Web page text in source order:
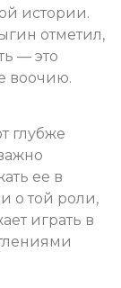
истории.
отметил,
— это
воочию.
глубже
ее в
о той роли,
играть в